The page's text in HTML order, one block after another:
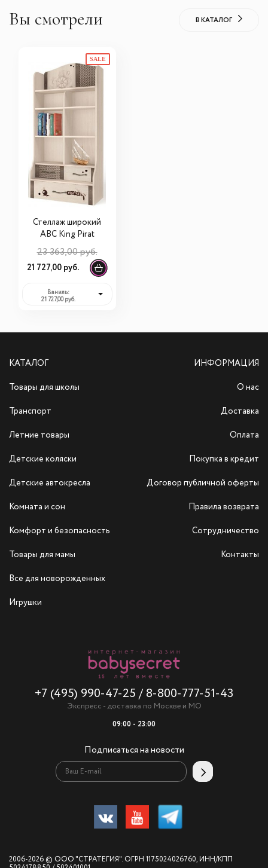
Вы смотрели В КАТАЛОГ
SALE
Стеллаж широкий
ABC King Pirat
23 363,00 руб.
21 727,00 руб.
Ваниль:
21 727,00 руб.
КАТАЛОГ
Товары для школы
Транспорт
Летние товары
Детские коляски
Детские автокресла
Комната и сон
Комфорт и безопасность
Товары для мамы
Все для новорожденных
Игрушки
+7 (495) 990-47-25 / 8-800-777-51-43
Экспресс - доставка по Москве и МО
09:00 - 23:00
Подписаться на новости
ИНФОРМАЦИЯ
О нас
Доставка
Оплата
Покупка в кредит
Договор публичной оферты
Правила возврата
Сотрудничество
Контакты
2006-2026 © ООО "СТРАТЕГИЯ". ОГРН 1175024026760, ИНН/КПП